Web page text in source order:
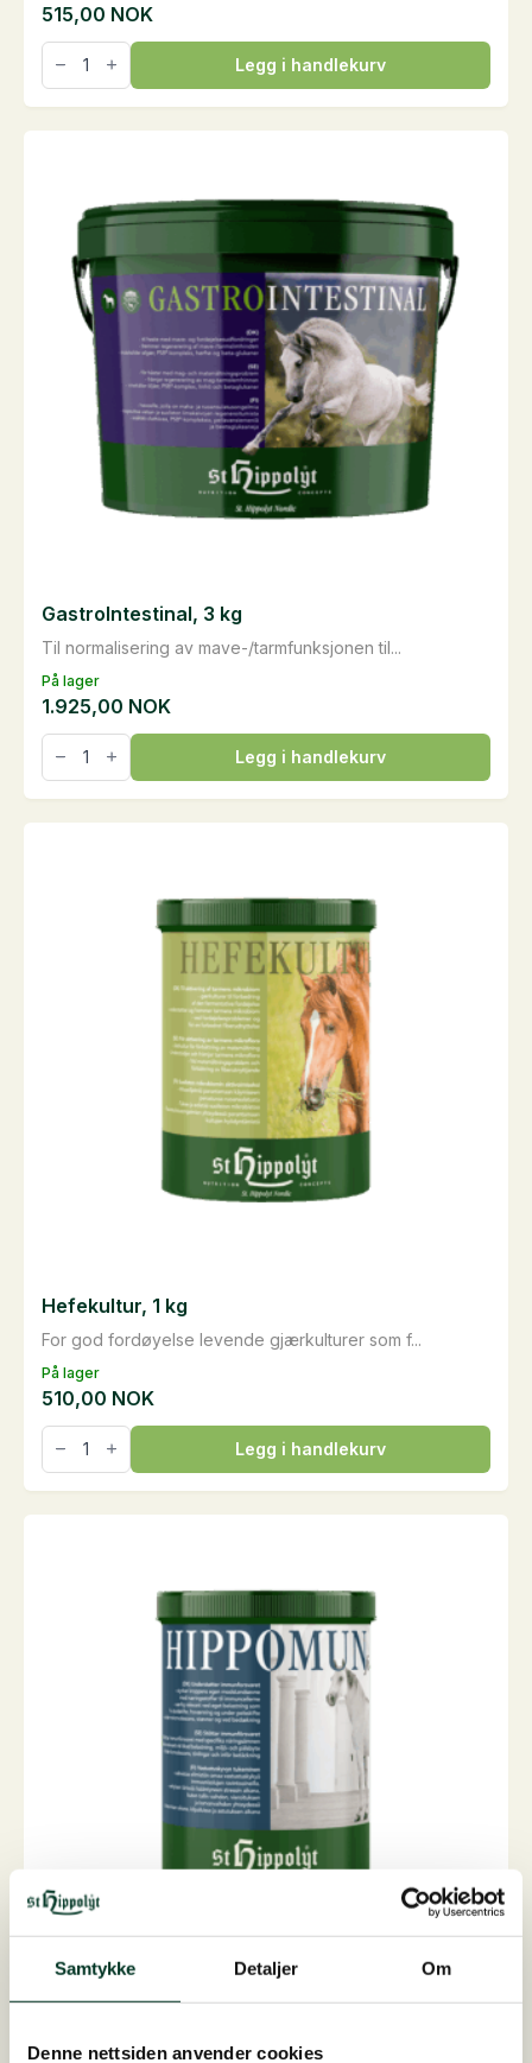
Samtykke Detaljer Om
Denne nettsiden anvender cookies
515,00 NOK
Fohlengold
LifeStart,
100
g
Legg i handlekurv
På lager
Til normalisering av mave-/tarmfunksjonen til...
GastroIntestinal, 3 kg
1.925,00 NOK
GastroIntestinal,
kg
antall
Legg i handlekurv
På lager
For god fordøyelse levende gjærkulturer som f...
Hefekultur, 1 kg
510,00 NOK
Hefekultur,
kg
antall
Legg i handlekurv
Hippomun forte, 1 kg